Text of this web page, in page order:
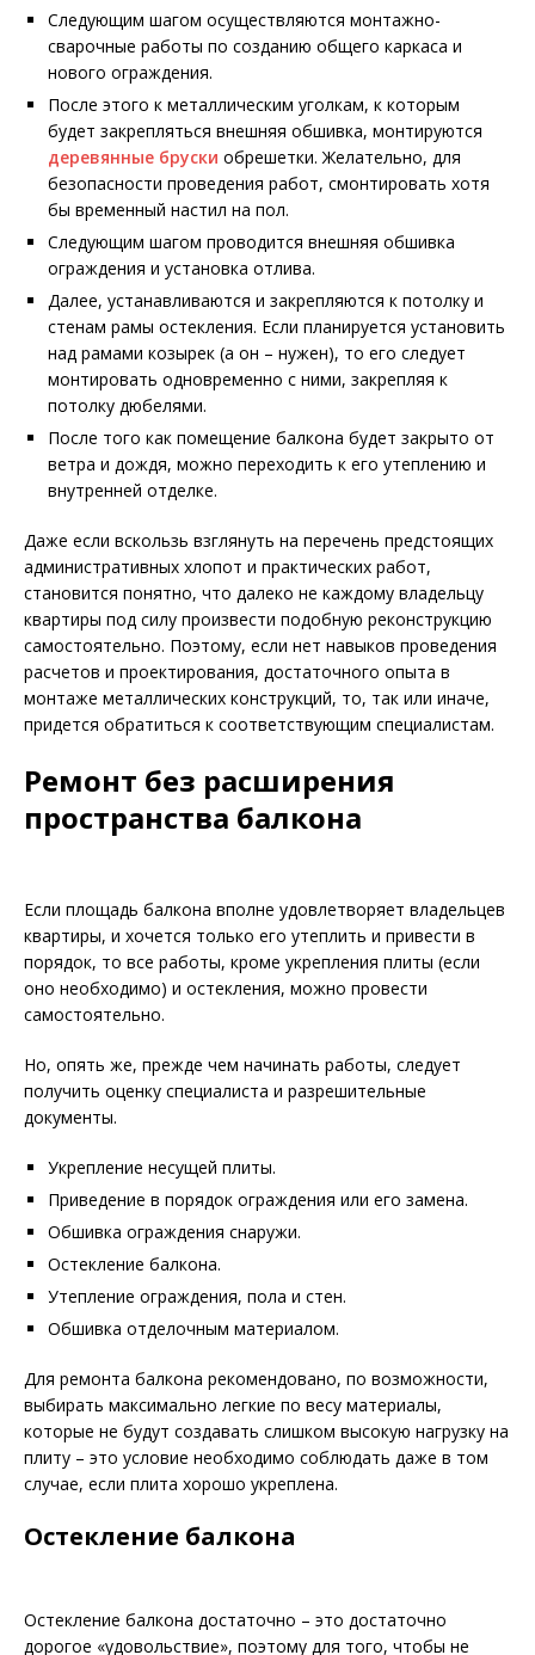
Следующим шагом осуществляются монтажно-
сварочные работы по созданию общего каркаса и
нового ограждения.
После этого к металлическим уголкам, к которым
будет закрепляться внешняя обшивка, монтируются
деревянные бруски обрешетки. Желательно, для
безопасности проведения работ, смонтировать хотя
бы временный настил на пол.
Следующим шагом проводится внешняя обшивка
ограждения и установка отлива.
Далее, устанавливаются и закрепляются к потолку и
стенам рамы остекления. Если планируется установить
над рамами козырек (а он – нужен), то его следует
монтировать одновременно с ними, закрепляя к
потолку дюбелями.
После того как помещение балкона будет закрыто от
ветра и дождя, можно переходить к его утеплению и
внутренней отделке.
Даже если вскользь взглянуть на перечень предстоящих
административных хлопот и практических работ,
становится понятно, что далеко не каждому владельцу
квартиры под силу произвести подобную реконструкцию
самостоятельно. Поэтому, если нет навыков проведения
расчетов и проектирования, достаточного опыта в
монтаже металлических конструкций, то, так или иначе,
придется обратиться к соответствующим специалистам.
Ремонт без расширения
пространства балкона
Если площадь балкона вполне удовлетворяет владельцев
квартиры, и хочется только его утеплить и привести в
порядок, то все работы, кроме укрепления плиты (если
оно необходимо) и остекления, можно провести
самостоятельно.
Но, опять же, прежде чем начинать работы, следует
получить оценку специалиста и разрешительные
документы.
Укрепление несущей плиты.
Приведение в порядок ограждения или его замена.
Обшивка ограждения снаружи.
Остекление балкона.
Утепление ограждения, пола и стен.
Обшивка отделочным материалом.
Для ремонта балкона рекомендовано, по возможности,
выбирать максимально легкие по весу материалы,
которые не будут создавать слишком высокую нагрузку на
плиту – это условие необходимо соблюдать даже в том
случае, если плита хорошо укреплена.
Остекление балкона
Остекление балкона достаточно – это достаточно
дорогое «удовольствие», поэтому для того, чтобы не